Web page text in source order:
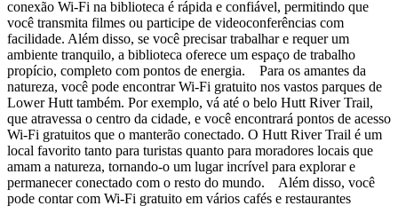
conexão Wi-Fi na biblioteca é rápida e confiável, permitindo que
você transmita filmes ou participe de videoconferências com
facilidade. Além disso, se você precisar trabalhar e requer um
ambiente tranquilo, a biblioteca oferece um espaço de trabalho
propício, completo com pontos de energia. Para os amantes da
natureza, você pode encontrar Wi-Fi gratuito nos vastos parques de
Lower Hutt também. Por exemplo, vá até o belo Hutt River Trail,
que atravessa o centro da cidade, e você encontrará pontos de acesso
Wi-Fi gratuitos que o manterão conectado. O Hutt River Trail é um
local favorito tanto para turistas quanto para moradores locais que
amam a natureza, tornando-o um lugar incrível para explorar e
permanecer conectado com o resto do mundo. Além disso, você
pode contar com Wi-Fi gratuito em vários cafés e restaurantes